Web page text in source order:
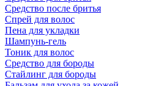
Средство после бритья
Спрей для волос
Пена для укладки
Шампунь-гель
Тоник для волос
Средство для бороды
Стайлинг для бороды